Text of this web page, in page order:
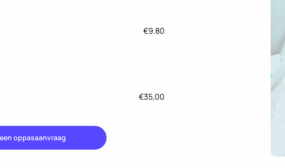
€9.80
€35,00
oppasaanvraag